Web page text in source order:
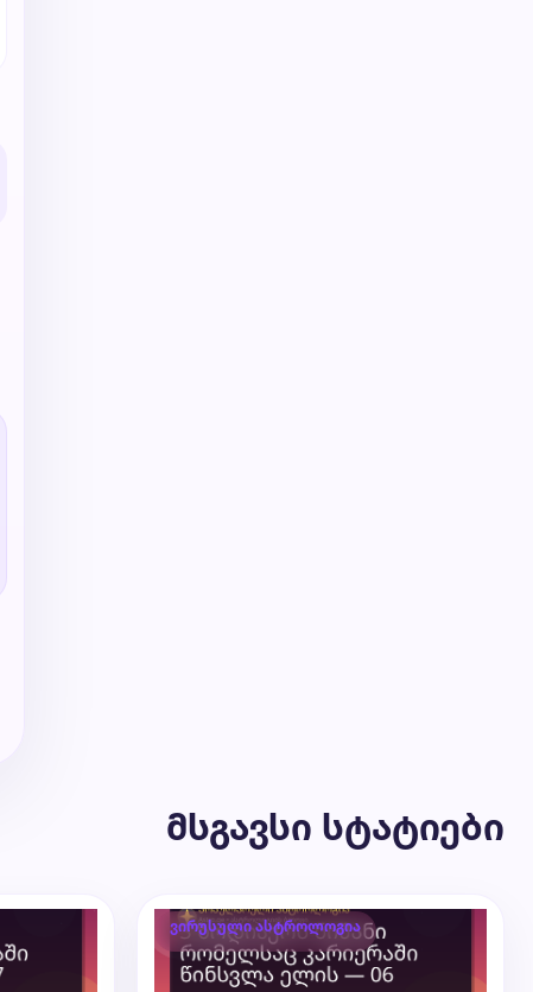
მსგავსი სტატიები
ვირუსული ასტროლოგია